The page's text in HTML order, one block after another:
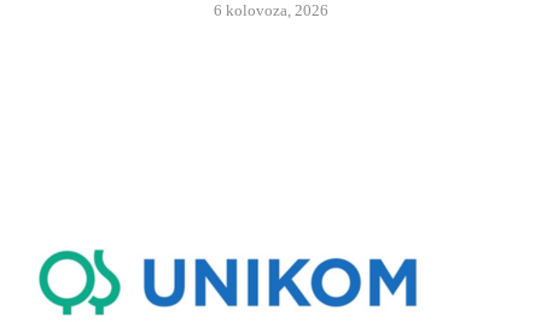
6 kolovoza, 2026